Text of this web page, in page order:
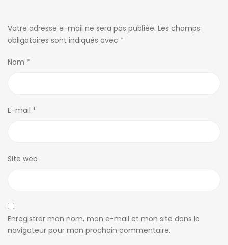
Votre adresse e-mail ne sera pas publiée. Les champs
obligatoires sont indiqués avec *
Nom *
E-mail *
Site web
Enregistrer mon nom, mon e-mail et mon site dans le
navigateur pour mon prochain commentaire.